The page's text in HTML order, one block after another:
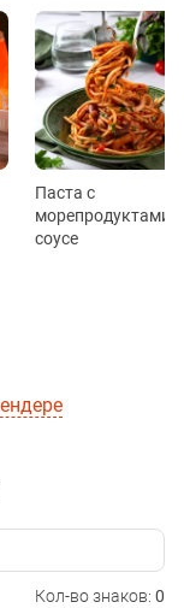
Паста с
морепродуктами в
соусе
Кол-во знаков: 0